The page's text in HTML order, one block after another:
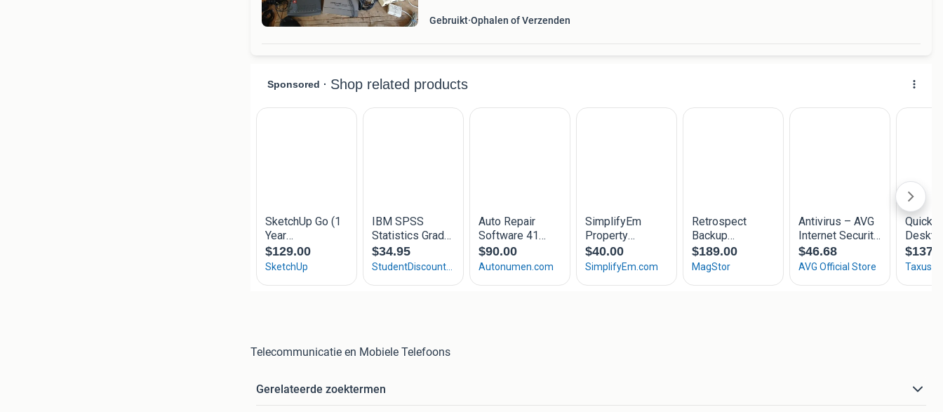
Gebruikt Ophalen of Verzenden
Telecommunicatie en Mobiele Telefoons
Gerelateerde zoektermen